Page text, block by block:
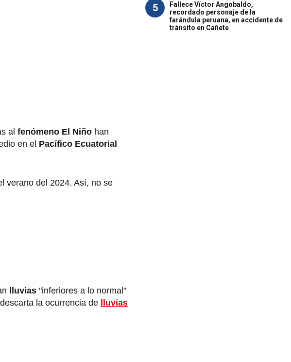
al fenómeno El Niño han
en el Pacífico Ecuatorial
verano del 2024. Así, no se
lluvias "inferiores a lo normal"
la ocurrencia de
lluvias
5
Fallece Víctor Angobaldo,
recordado personaje de la
farándula peruana, en accidente de
tránsito en Cañete